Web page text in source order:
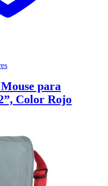
para
Color Rojo